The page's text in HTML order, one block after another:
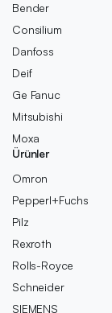
Bender
Consilium
Danfoss
Deif
Ge Fanuc
Mitsubishi
Moxa
Ürünler
Omron
Pepperl+Fuchs
Pilz
Rexroth
Rolls-Royce
Schneider
SIEMENS